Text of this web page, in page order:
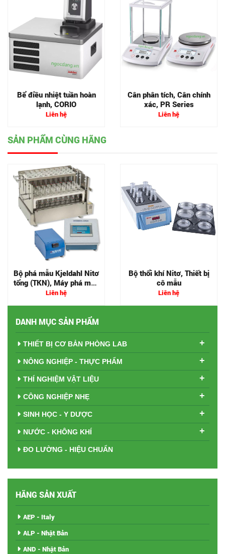
Bể điều nhiệt tuần hoàn
lạnh, CORIO
Liên hệ
Cân phân tích, Cân chính
xác, PR Series
Liên hệ
SẢN PHẨM CÙNG HÃNG
Bộ phá mẫu Kjeldahl Nitơ
tổng (TKN), Máy phá mẫu
kim loại tổng
Liên hệ
Bộ thổi khí Nitơ, Thiết bị
cô mẫu
Liên hệ
DANH MỤC SẢN PHẨM
THIẾT BỊ CƠ BẢN PHÒNG LAB +
NÔNG NGHIỆP - THỰC PHẨM +
THÍ NGHIỆM VẬT LIỆU +
CÔNG NGHIỆP NHẸ +
SINH HỌC - Y DƯỢC +
NƯỚC - KHÔNG KHÍ +
ĐO LƯỜNG - HIỆU CHUẨN
HÃNG SẢN XUẤT
AEP - Italy
ALP - Nhật Bản
AND - Nhật Bản